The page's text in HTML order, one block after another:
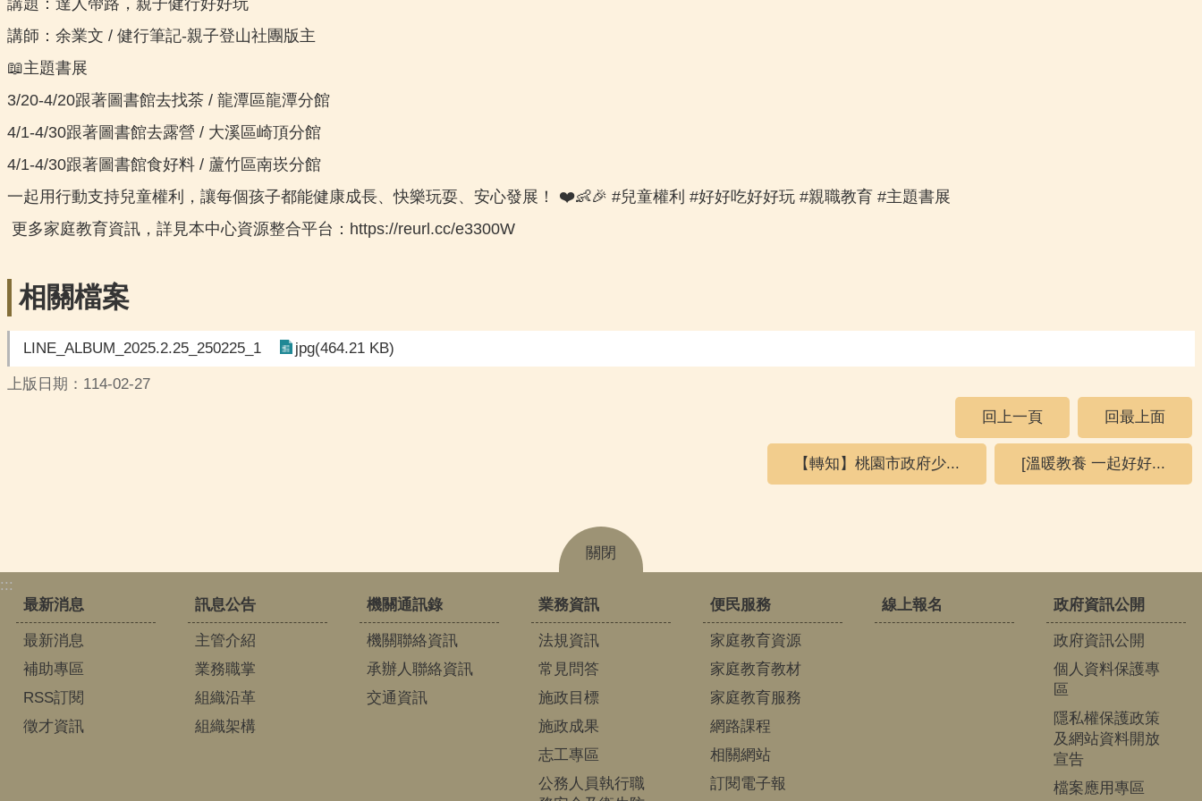
講師：余業文 / 健行筆記-親子登山社團版主
📖主題書展
3/20-4/20跟著圖書館去找茶 / 龍潭區龍潭分館
4/1-4/30跟著圖書館去露營 / 大溪區崎頂分館
4/1-4/30跟著圖書館食好料 / 蘆竹區南崁分館
一起用行動支持兒童權利，讓每個孩子都能健康成長、快樂玩耍、安心發展！ ❤️👶🎉 #兒童權利 #好好吃好好玩 #親職教育 #主題書展
更多家庭教育資訊，詳見本中心資源整合平台：https://reurl.cc/e3300W
相關檔案
LINE_ALBUM_2025.2.25_250225_1 jpg(464.21 KB)
上版日期：114-02-27
回上一頁
回最上面
【轉知】桃園市政府少... [溫暖教養 一起好好...
關閉
:::
最新消息
最新消息
補助專區
RSS訂閱
徵才資訊
訊息公告
主管介紹
業務職掌
組織沿革
組織架構
機關通訊錄
機關聯絡資訊
承辦人聯絡資訊
交通資訊
業務資訊
法規資訊
常見問答
施政目標
施政成果
志工專區
公務人員執行職
便民服務
家庭教育資源
家庭教育教材
家庭教育服務
網路課程
相關網站
訂閱電子報
線上報名 政府資訊公開
政府資訊公開
個人資料保護專
區
隱私權保護政策
及網站資料開放
宣告
檔案應用專區